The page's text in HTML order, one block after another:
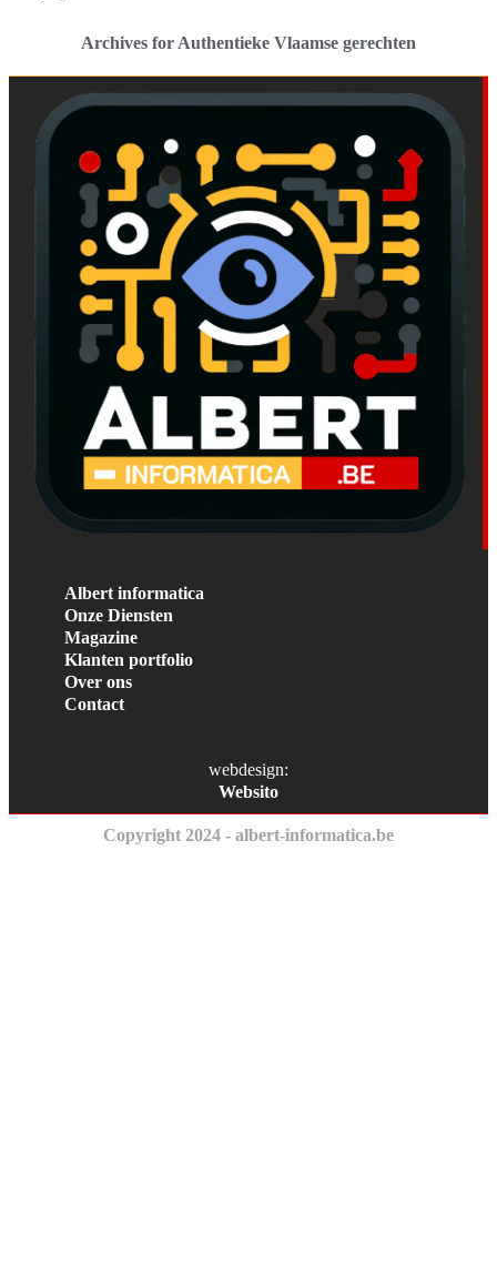
Archives for Authentieke Vlaamse gerechten
Albert informatica
Onze Diensten
Magazine
Klanten portfolio
Over ons
Contact
webdesign:
Websito
Copyright 2024 - albert-informatica.be